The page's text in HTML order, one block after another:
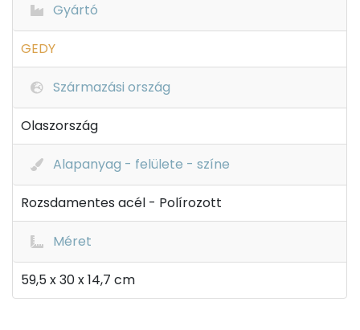
Gyártó
GEDY
Származási ország
Olaszország
Alapanyag - felülete - színe
Rozsdamentes acél - Polírozott
Méret
59,5 x 30 x 14,7 cm